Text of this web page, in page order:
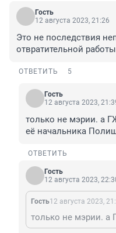
Гость
12 августа 2023, 21:26
Это не последствия
отвратительной
ОТВЕТИТЬ 5
Гость
12 августа 2023,
только не мэрии. а
её начальника
ОТВЕТИТЬ
Гость
12 августа 2023,
Гость12 августа 2023,